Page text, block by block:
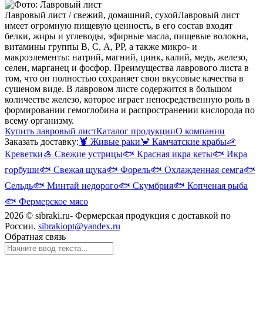
Лавровый лист / свежий, домашний, сухойЛавровый лист
имеет огромную пищевую ценность, в его состав входят
белки, жиры и углеводы, эфирные масла, пищевые волокна,
витамины группы В, С, А, РР, а также микро- и
макроэлементы: натрий, магний, цинк, калий, медь, железо,
селен, марганец и фосфор. Преимущества лаврового листа в
том, что он полностью сохраняет свои вкусовые качества в
сушеном виде. В лавровом листе содержится в большом
количестве железо, которое играет непосредственную роль в
формировании гемоглобина и распространении кислорода по
всему организму.
Купить лавровый листКаталог продукцииО компании
Заказать доставку: 🦞 Живые раки🦀 Камчатские крабы🦐
Креветки🦪 Свежие устрицы🐟 Красная икра кеты🐟 Икра
горбуши🐟 Свежая щука🐟 Форель🐟 Охлажденная семга🐟
Сельдь🐟 Минтай недорого🐟 Скумбрия🐟 Копченая рыба
🐟 Фермерское мясо
2026 © sibraki.ru- Фермерская продукция с доставкой по
России. sibrakiopt@yandex.ru
Обратная связь